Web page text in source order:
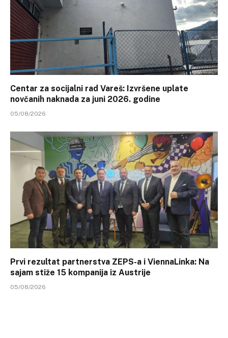
Centar za socijalni rad Vareš: Izvršene uplate
novčanih naknada za juni 2026. godine
05/08/2026
Prvi rezultat partnerstva ZEPS-a i ViennaLinka: Na
sajam stiže 15 kompanija iz Austrije
05/08/2026